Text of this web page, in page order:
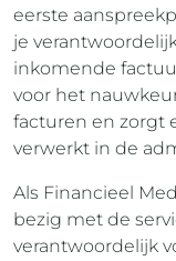
eerste
je
inkomende
voor het
facturen en zorgt
verwerkt in de
Als Financieel
bezig met de
verantwoordelijk